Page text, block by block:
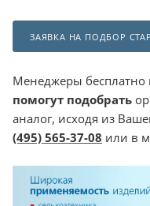
ЗАЯВКА НА ПОДБОР
Менеджеры бесплатно
помогут подобрать
аналог, исходя из
(495) 565-37-08 или в